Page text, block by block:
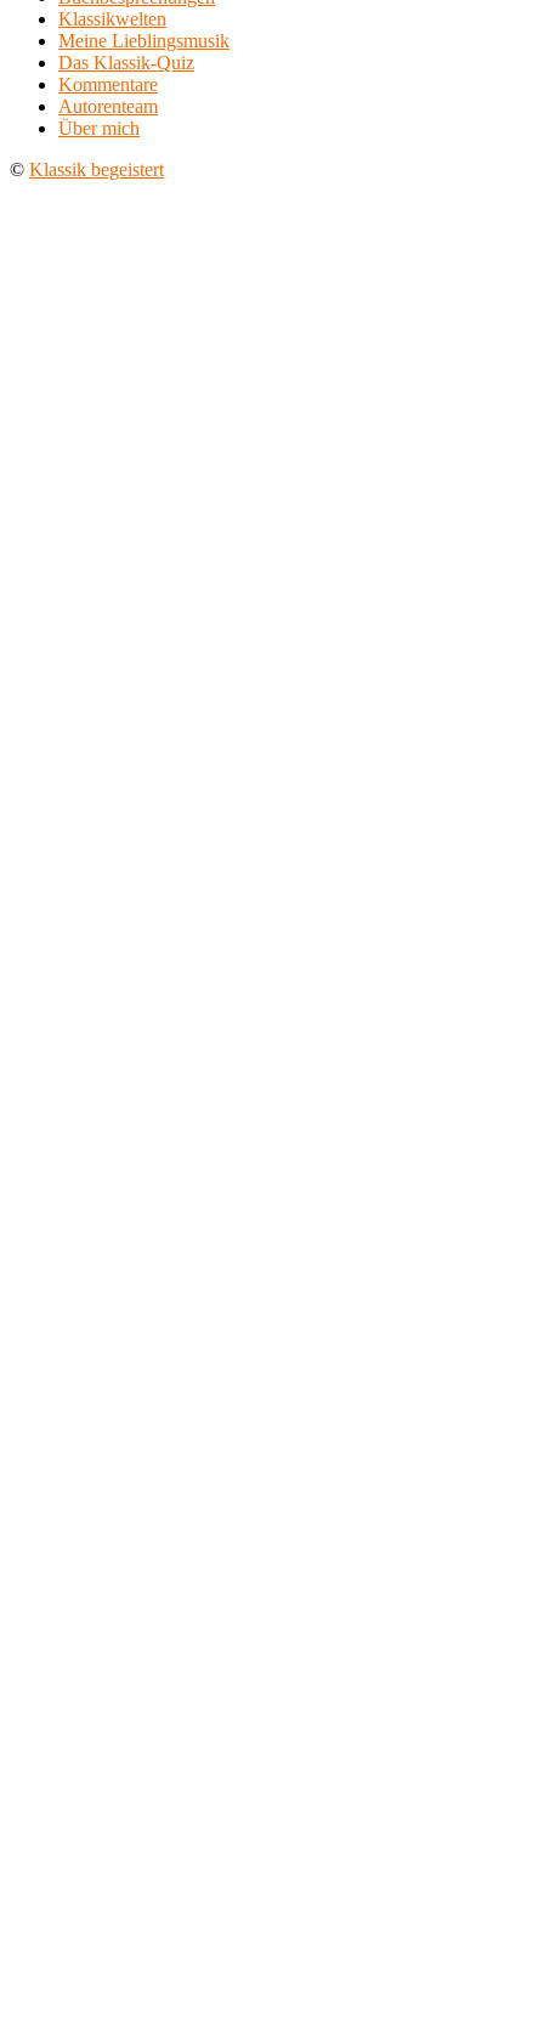
Klassikwelten
Meine Lieblingsmusik
Das Klassik-Quiz
Kommentare
Autorenteam
Über mich
© Klassik begeistert